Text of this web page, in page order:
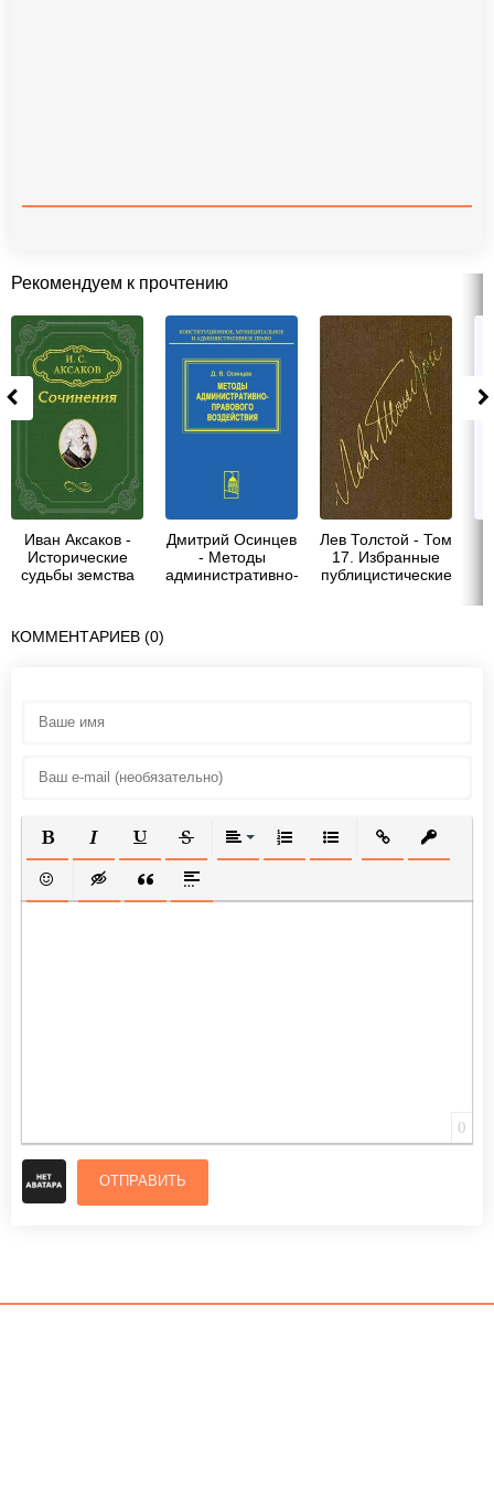
Рекомендуем к прочтению
Иван Аксаков -
Исторические
судьбы земства
Дмитрий Осинцев
- Методы
административно-
Лев Толстой - Том
17. Избранные
публицистические
КОММЕНТАРИЕВ (0)
ПОЛУЖИРНЫЙ
КУРСИВПОДЧЕРКНУТЫЙ
ЗАЧЕРКНУТЫЙВЫРАВНИВАНИЕ
НУМЕРОВАННЫЙ СПИСОК
МАРКИРОВАННЫЙ
ВСТАВИТЬ
ВСТАВИТЬ СМАЙЛИК
ВСТАВКА СКРЫТОГО ТЕКСТА
ВСТАВКА ЦИТАТЫ
ВСТАВКА СПОЙЛЕРА
0
ОТПРАВИТЬ